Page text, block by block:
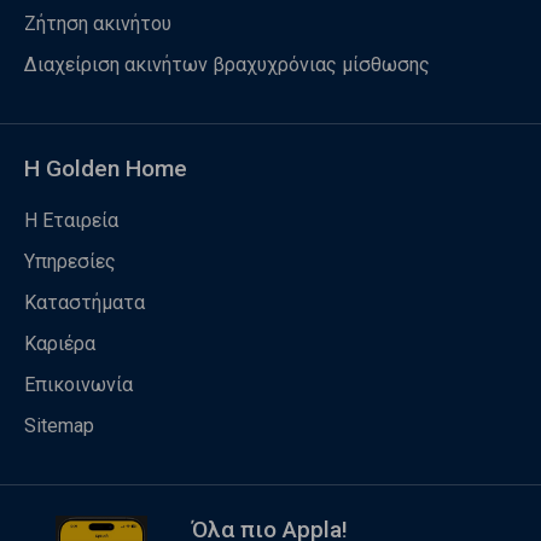
Ζήτηση ακινήτου
Διαχείριση ακινήτων βραχυχρόνιας μίσθωσης
Η Golden Home
Η Εταιρεία
Υπηρεσίες
Καταστήματα
Καριέρα
Επικοινωνία
Sitemap
Όλα πιο Appla!